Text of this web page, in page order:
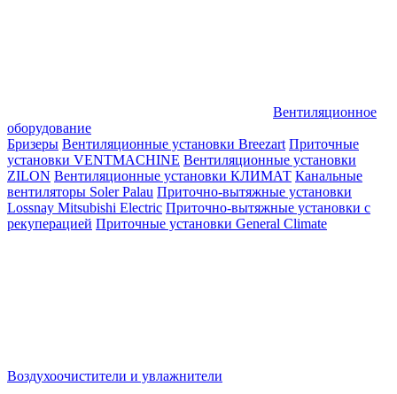
Вентиляционное
оборудование
Бризеры Вентиляционные установки Breezart Приточные
установки VENTMACHINE Вентиляционные установки
ZILON Вентиляционные установки КЛИМАТ Канальные
вентиляторы Soler Palau Приточно-вытяжные установки
Lossnay Mitsubishi Electric Приточно-вытяжные установки с
рекуперацией Приточные установки General Climate
Воздухоочистители и увлажнители